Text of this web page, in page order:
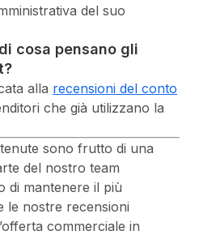
del suo
cosa pensano gli
alla recensioni del conto
che già utilizzano la
sono frutto di una
del nostro team
di mantenere il più
le nostre recensioni
commerciale in